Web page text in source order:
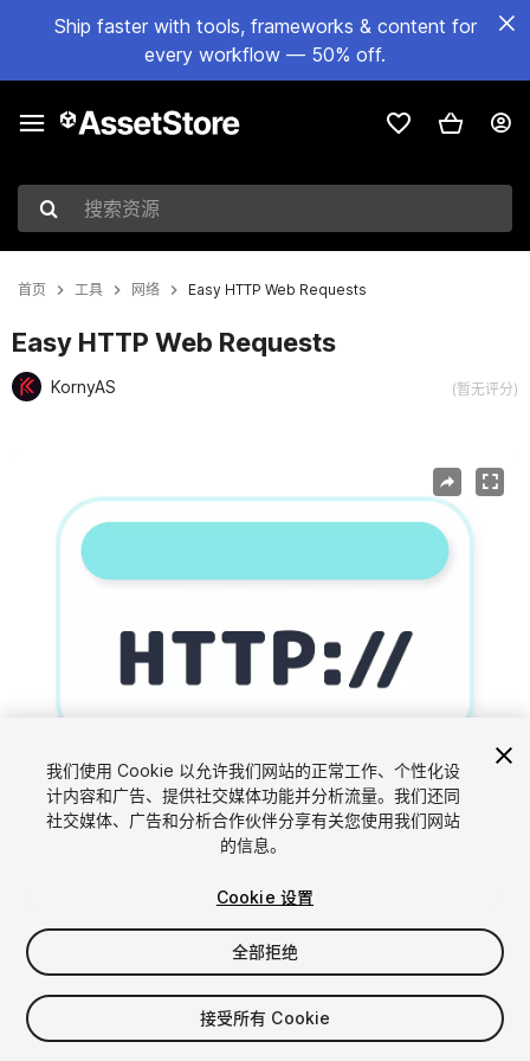
Ship faster with tools, frameworks & content for
every workflow — 50% off.
搜索资源
首页 工具 网络 Easy HTTP Web Requests
Easy HTTP Web Requests
KornyAS (暂无评分)
1/7
$14.59
席位
我们使用 Cookie 以允许我们网站的正常工作、个性化设
计内容和广告、提供社交媒体功能并分析流量。我们还同
社交媒体、广告和分析合作伙伴分享有关您使用我们网站
的信息。
Cookie 设置
全部拒绝
接受所有 Cookie